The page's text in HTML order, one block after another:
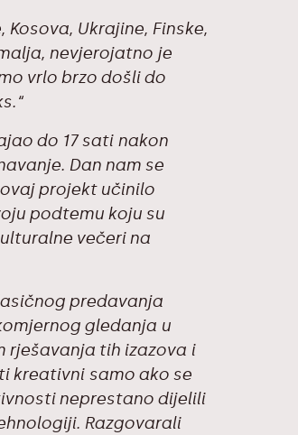
Ukrajine, Finske,
nevjerojatno je
vrlo brzo došli do
do 17 sati nakon
Dan nam se
projekt učinilo
podtemu koju su
večeri na
predavanja
gledanja u
rješavanja tih izazova i
kreativni samo ako se
neprestano dijelili
Razgovarali